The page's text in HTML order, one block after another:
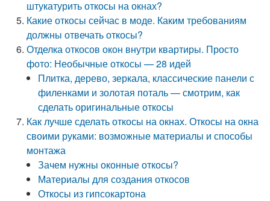
штукатурить откосы на окнах?
Какие откосы сейчас в моде. Каким требованиям
должны отвечать откосы?
Отделка откосов окон внутри квартиры. Просто
фото: Необычные откосы — 28 идей
Плитка, дерево, зеркала, классические панели с
филенками и золотая поталь — смотрим, как
сделать оригинальные откосы
Как лучше сделать откосы на окнах. Откосы на окна
своими руками: возможные материалы и способы
монтажа
Зачем нужны оконные откосы?
Материалы для создания откосов
Откосы из гипсокартона